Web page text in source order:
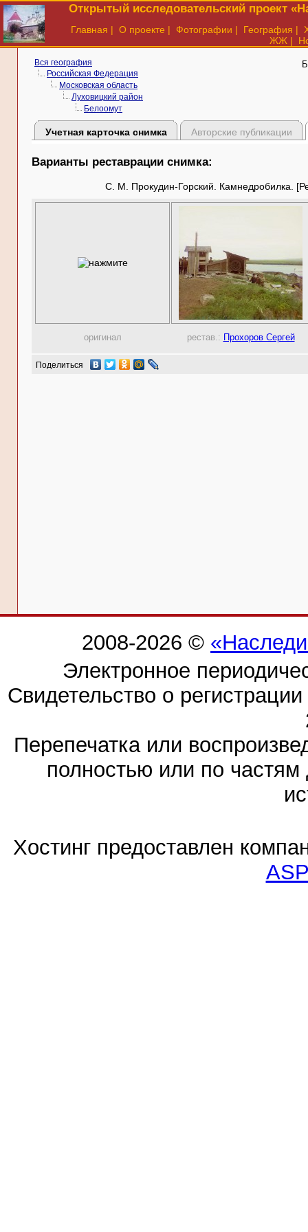
Открытый исследовательский проект
Главная | О проекте | Фотографии | География |
ЖЖ |
Вся география
Российская Федерация
Московская область
Луховицкий район
Белоомут
Учетная карточка снимка Авторские публикации
Варианты реставрации снимка:
С. М. Прокудин-Горский. Камнедробилка.
оригинал рестав.: Прохоров Сергей
Поделиться
2008-2026 ©
Электронное
Свидетельство о
Перепечатка или
полностью или по частям
Хостинг предоставлен